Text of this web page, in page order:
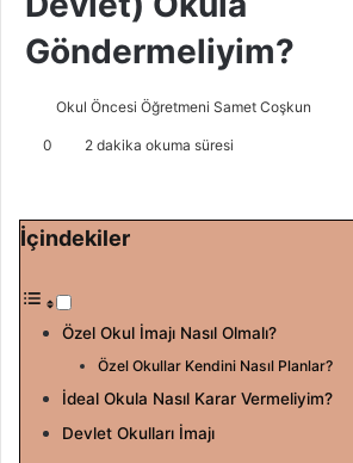
Göndermeliyim?
Okul Öncesi Öğretmeni Samet Coşkun
-
a
g
0 2 dakika okuma süresi
İçindekiler
Özel Okul İmajı Nasıl Olmalı?
Özel Okullar Kendini Nasıl Planlar?
İdeal Okula Nasıl Karar Vermeliyim?
Devlet Okulları İmajı